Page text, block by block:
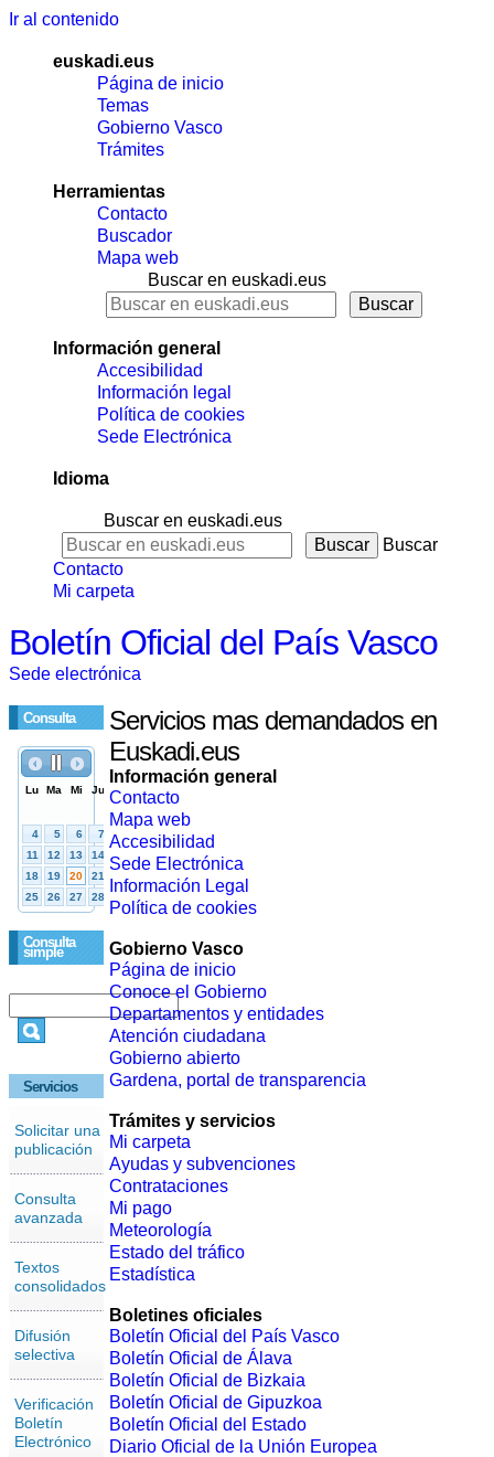
Ir al contenido
euskadi.eus
Página de inicio
Temas
Gobierno Vasco
Trámites
Herramientas
Contacto
Buscador
Mapa web
Buscar en euskadi.eus
Información general
Accesibilidad
Información legal
Política de cookies
Sede Electrónica
Idioma
Buscar en euskadi.eus
Buscar
Contacto
Mi carpeta
Boletín Oficial del País Vasco
Sede electrónica
Consulta
Consulta
simple
Servicios
Solicitar una
publicación
Consulta
avanzada
Textos
consolidados
Difusión
selectiva
Verificación
Boletín
Electrónico
Servicios mas demandados en
Euskadi.eus
Información general
Contacto
Mapa web
Accesibilidad
Sede Electrónica
Información Legal
Política de cookies
Gobierno Vasco
Página de inicio
Conoce el Gobierno
Departamentos y entidades
Atención ciudadana
Gobierno abierto
Gardena, portal de transparencia
Trámites y servicios
Mi carpeta
Ayudas y subvenciones
Contrataciones
Mi pago
Meteorología
Estado del tráfico
Estadística
Boletines oficiales
Boletín Oficial del País Vasco
Boletín Oficial de Álava
Boletín Oficial de Bizkaia
Boletín Oficial de Gipuzkoa
Boletín Oficial del Estado
Diario Oficial de la Unión Europea